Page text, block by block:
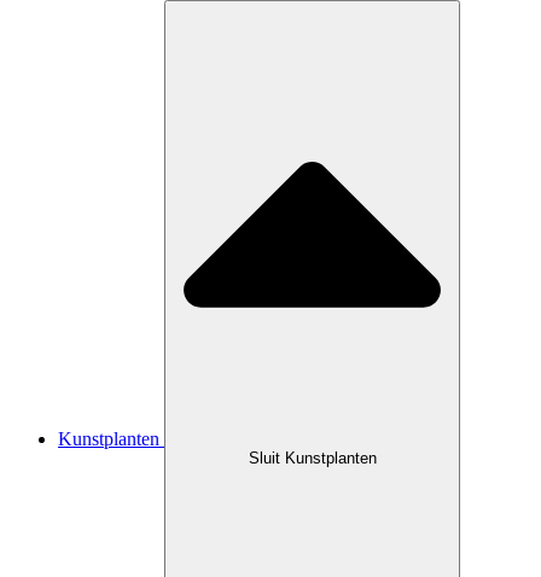
Kunstplanten
Sluit Kunstplanten